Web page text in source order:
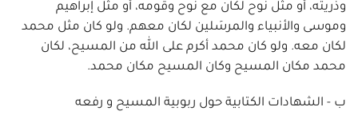
وذريته، أو مثل نوح لكان مع نوح وقومه، أو مثل إبراهيم
وموسى والأنبياء والمرسَلين لكان معهم. ولو كان مثل محمد
لكان معه. ولو كان محمد أكرم على الله من المسيح، لكان
محمد مكان المسيح وكان المسيح مكان محمد.
ب - الشهادات الكتابية حول ربوبية المسيح و رفعه